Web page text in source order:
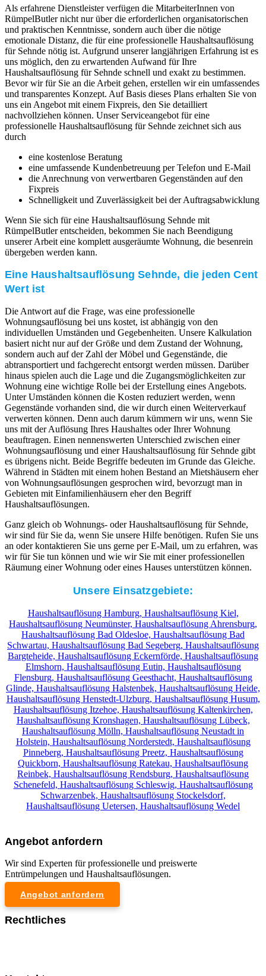
Als erfahrene Dienstleister verfügen die MitarbeiterInnen von
RümpelButler nicht nur über die erforderlichen organisatorischen
und praktischen Kenntnisse, sondern auch über die nötige
emotionale Distanz, die für eine professionelle Haushaltsauflösung
für Sehnde nötig ist. Aufgrund unserer langjährigen Erfahrung ist es
uns möglich, den zu erwartenden Aufwand für Ihre
Haushaltsauflösung für Sehnde schnell und exakt zu bestimmen.
Bevor wir für Sie an die Arbeit gehen, erstellen wir ein umfassendes
und transparentes Konzept. Auf Basis dieses Plans erhalten Sie von
uns ein Angebot mit einem Fixpreis, den Sie detailliert
nachvollziehen können. Unser Serviceangebot für eine
professionelle Haushaltsauflösung für Sehnde zeichnet sich aus
durch
eine kostenlose Beratung
eine umfassende Kundenbetreuung per Telefon und E-Mail
die Anrechnung von verwertbaren Gegenständen auf den
Fixpreis
Schnelligkeit und Zuverlässigkeit bei der Auftragsabwicklung
Wenn Sie sich für eine Haushaltsauflösung Sehnde mit
RümpelButler entscheiden, bekommen Sie nach Beendigung
unserer Arbeit eine komplett ausgeräumte Wohnung, die besenrein
übergeben werden kann.
Eine Haushaltsauflösung Sehnde, die jeden Cent
Wert ist
Die Antwort auf die Frage, was eine professionelle
Wohnungsauflösung bei uns kostet, ist abhängig von den
individuellen Umständen und Gegebenheiten. Unsere Kalkulation
basiert nicht nur auf der Größe und dem Zustand der Wohnung,
sondern auch auf der Zahl der Möbel und Gegenstände, die
abtransportiert und fachgerecht entsorgt werden müssen. Darüber
hinaus spielen auch die Lage und die Zugangsmöglichkeiten zur
Wohnung eine wichtige Rolle bei der Erstellung eines Angebots.
Unter Umständen können die Kosten reduziert werden, wenn
Gegenstände vorhanden sind, die wir durch einen Weiterverkauf
verwerten können. Denn auch darum kümmern wir uns, wenn Sie
uns mit der Auflösung Ihres Haushaltes oder Ihrer Wohnung
beauftragen. Einen nennenswerten Unterschied zwischen einer
Wohnungsauflösung und einer Haushaltsauflösung für Sehnde gibt
es übrigens nicht. Beide Begriffe bedeuten im Grunde das Gleiche.
Während in Städten mit einem hohen Bestand an Mietshäusern eher
von Wohnungsauflösungen gesprochen wird, bevorzugt man in
Gebieten mit Einfamilienhäusern eher den Begriff
Haushaltsauflösungen.
Ganz gleich ob Wohnungs- oder Haushaltsauflösung für Sehnde,
wir sind für Sie da, wenn Sie unsere Hilfe benötigen. Rufen Sie uns
an oder kontaktieren Sie uns gerne per E-Mail, um zu erfahren, was
wir für Sie tun können und wie wir Sie mit einer professionellen
Räumung einer Wohnung oder eines Hauses unterstützen können.
Unsere Einsatzgebiete:
Haushaltsauflösung Hamburg, Haushaltsauflösung Kiel,
Haushaltsauflösung Neumünster, Haushaltsauflösung Ahrensburg,
Haushaltsauflösung Bad Oldesloe, Haushaltsauflösung Bad
Schwartau, Haushaltsauflösung Bad Segeberg, Haushaltsauflösung
Bargteheide, Haushaltsauflösung Eckernförde, Haushaltsauflösung
Elmshorn, Haushaltsauflösung Eutin, Haushaltsauflösung
Flensburg, Haushaltsauflösung Geesthacht, Haushaltsauflösung
Glinde, Haushaltsauflösung Halstenbek, Haushaltsauflösung Heide,
Haushaltsauflösung Henstedt-Ulzburg, Haushaltsauflösung Husum,
Haushaltsauflösung Itzehoe, Haushaltsauflösung Kaltenkirchen,
Haushaltsauflösung Kronshagen, Haushaltsauflösung Lübeck,
Haushaltsauflösung Mölln, Haushaltsauflösung Neustadt in
Holstein, Haushaltsauflösung Norderstedt, Haushaltsauflösung
Pinneberg, Haushaltsauflösung Preetz, Haushaltsauflösung
Quickborn, Haushaltsauflösung Ratekau, Haushaltsauflösung
Reinbek, Haushaltsauflösung Rendsburg, Haushaltsauflösung
Schenefeld, Haushaltsauflösung Schleswig, Haushaltsauflösung
Schwarzenbek, Haushaltsauflösung Stockelsdorf,
Haushaltsauflösung Uetersen, Haushaltsauflösung Wedel
Angebot anfordern
Wir sind Experten für professionelle und preiswerte
Entrümpelungen und Haushaltsauflösungen.
Angebot anfordern
Rechtliches